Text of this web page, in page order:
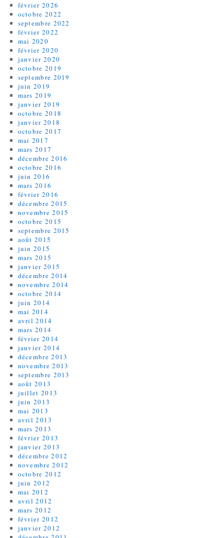
février 2026
octobre 2022
septembre 2022
février 2022
mai 2020
février 2020
janvier 2020
octobre 2019
septembre 2019
juin 2019
mars 2019
janvier 2019
octobre 2018
janvier 2018
octobre 2017
mai 2017
mars 2017
décembre 2016
octobre 2016
juin 2016
mars 2016
février 2016
décembre 2015
novembre 2015
octobre 2015
septembre 2015
août 2015
juin 2015
mars 2015
janvier 2015
décembre 2014
novembre 2014
octobre 2014
juin 2014
mai 2014
avril 2014
mars 2014
février 2014
janvier 2014
décembre 2013
novembre 2013
septembre 2013
août 2013
juillet 2013
juin 2013
mai 2013
avril 2013
mars 2013
février 2013
janvier 2013
décembre 2012
novembre 2012
octobre 2012
juin 2012
mai 2012
avril 2012
mars 2012
février 2012
janvier 2012